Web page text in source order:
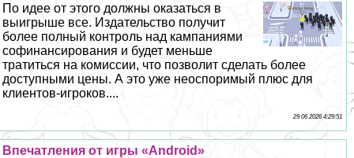
По идее от этого должны оказаться в
выигрыше все. Издательство получит
более полный контроль над кампаниями
софинансирования и будет меньше
тратиться на комиссии, что позволит сделать более
доступными цены. А это уже неоспоримый плюс для
клиентов-игроков....
29 06 2026 4:29:51
Впечатления от игры «Android»